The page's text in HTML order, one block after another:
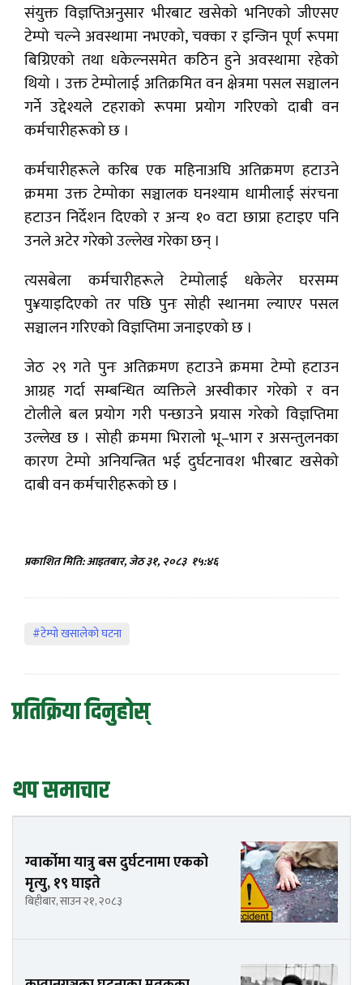
संयुक्त विज्ञप्तिअनुसार भीरबाट खसेको भनिएको जीएसए
टेम्पो चल्ने अवस्थामा नभएको, चक्का र इन्जिन पूर्ण रूपमा
बिग्रिएको तथा धकेल्नसमेत कठिन हुने अवस्थामा रहेको
थियो । उक्त टेम्पोलाई अतिक्रमित वन क्षेत्रमा पसल सञ्चालन
गर्ने उद्देश्यले टहराको रूपमा प्रयोग गरिएको दाबी वन
कर्मचारीहरूको छ ।
कर्मचारीहरूले करिब एक महिनाअघि अतिक्रमण हटाउने
क्रममा उक्त टेम्पोका सञ्चालक घनश्याम धामीलाई संरचना
हटाउन निर्देशन दिएको र अन्य १० वटा छाप्रा हटाइए पनि
उनले अटेर गरेको उल्लेख गरेका छन् ।
त्यसबेला कर्मचारीहरूले टेम्पोलाई धकेलेर घरसम्म
पु¥याइदिएको तर पछि पुनः सोही स्थानमा ल्याएर पसल
सञ्चालन गरिएको विज्ञप्तिमा जनाइएको छ ।
जेठ २९ गते पुनः अतिक्रमण हटाउने क्रममा टेम्पो हटाउन
आग्रह गर्दा सम्बन्धित व्यक्तिले अस्वीकार गरेको र वन
टोलीले बल प्रयोग गरी पन्छाउने प्रयास गरेको विज्ञप्तिमा
उल्लेख छ । सोही क्रममा भिरालो भू–भाग र असन्तुलनका
कारण टेम्पो अनियन्त्रित भई दुर्घटनावश भीरबाट खसेको
दाबी वन कर्मचारीहरूको छ ।
प्रकाशित मिति: आइतबार, जेठ ३१, २०८३ १५:४६
#टेम्पो खसालेको घटना
प्रतिक्रिया दिनुहोस्
थप समाचार
ग्वार्कोमा यात्रु बस दुर्घटनामा एकको
मृत्यु, १९ घाइते
बिहीबार, साउन २१, २०८३